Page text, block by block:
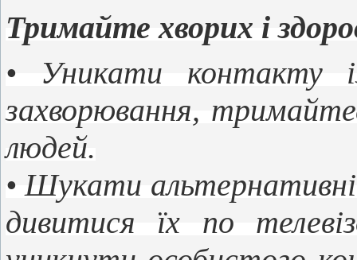
Тримайте хворих і
• Уникати контакту
захворювання,
людей.
• Шукати альтернативні
дивитися їх по